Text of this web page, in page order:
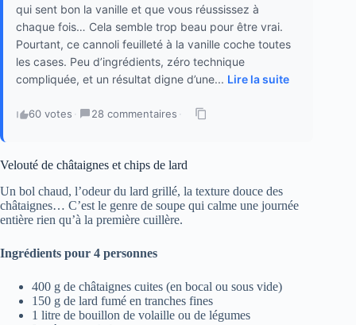
qui sent bon la vanille et que vous réussissez à
chaque fois… Cela semble trop beau pour être vrai.
Pourtant, ce cannoli feuilleté à la vanille coche toutes
les cases. Peu d’ingrédients, zéro technique
compliquée, et un résultat digne d’une... Lire la suite
60 votes · 28 commentaires ·
Velouté de châtaignes et chips de lard
Un bol chaud, l’odeur du lard grillé, la texture douce des
châtaignes… C’est le genre de soupe qui calme une journée
entière rien qu’à la première cuillère.
Ingrédients pour 4 personnes
400 g de châtaignes cuites (en bocal ou sous vide)
150 g de lard fumé en tranches fines
1 litre de bouillon de volaille ou de légumes